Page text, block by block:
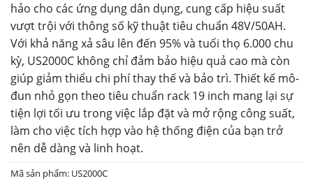
hảo cho các ứng dụng dân dụng, cung cấp hiệu suất
vượt trội với thông số kỹ thuật tiêu chuẩn 48V/50AH.
Với khả năng xả sâu lên đến 95% và tuổi thọ 6.000 chu
kỳ, US2000C không chỉ đảm bảo hiệu quả cao mà còn
giúp giảm thiểu chi phí thay thế và bảo trì. Thiết kế mô-
đun nhỏ gọn theo tiêu chuẩn rack 19 inch mang lại sự
tiện lợi tối ưu trong việc lắp đặt và mở rộng công suất,
làm cho việc tích hợp vào hệ thống điện của bạn trở
nên dễ dàng và linh hoạt.
Mã sản phẩm: US2000C